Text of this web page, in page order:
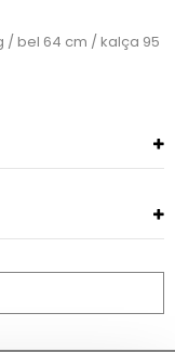
/ bel 64 cm / kalça 95